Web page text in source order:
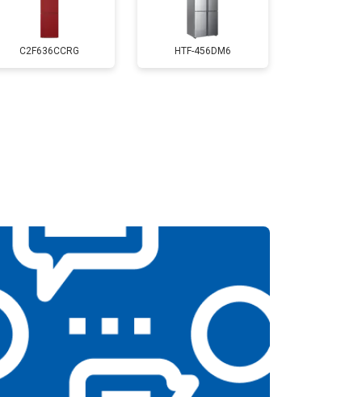
2550 ₽
C2F636CCRG HTF-456DM6